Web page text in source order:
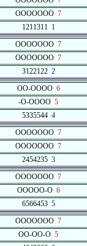
OOOOOOO 7
12113111
OOOOOOO 7
OOOOOOO 7
31221222
OO-OOOO6
-O-OOOO 5
53355444
OOOOOOO 7
OOOOOOO 7
24542353
OOOOOOO 7
OOOOO-O6
65664535
OOOOOOO 7
OO-OO-O 5